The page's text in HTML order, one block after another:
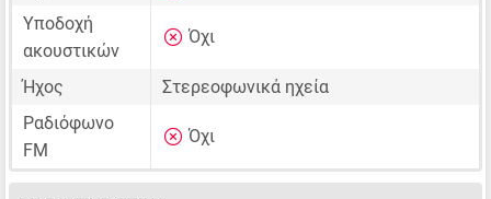
Υποδοχή
ακουστικών
Όχι
Ήχος
Στερεοφωνικά ηχεία
Ραδιόφωνο
FM
Όχι